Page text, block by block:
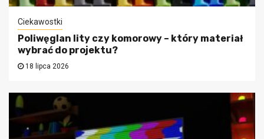
Ciekawostki
Poliwęglan lity czy komorowy – który materiał
wybrać do projektu?
18 lipca 2026